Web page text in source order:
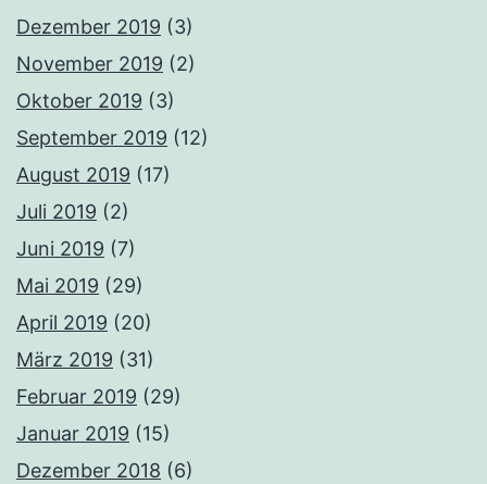
Dezember 2019 (3)
November 2019 (2)
Oktober 2019 (3)
September 2019 (12)
August 2019 (17)
Juli 2019 (2)
Juni 2019 (7)
Mai 2019 (29)
April 2019 (20)
März 2019 (31)
Februar 2019 (29)
Januar 2019 (15)
Dezember 2018 (6)